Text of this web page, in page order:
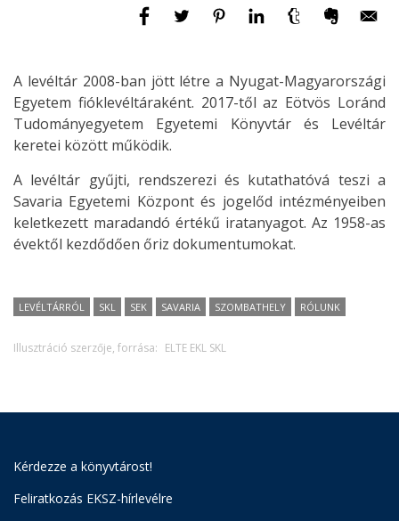
A levéltár 2008-ban jött létre a Nyugat-Magyarországi
Egyetem fióklevéltáraként. 2017-től az Eötvös Loránd
Tudományegyetem Egyetemi Könyvtár és Levéltár
keretei között működik.
A levéltár gyűjti, rendszerezi és kutathatóvá teszi a
Savaria Egyetemi Központ és jogelőd intézményeiben
keletkezett maradandó értékű iratanyagot. Az 1958-as
évektől kezdődően őriz dokumentumokat.
LEVÉLTÁRRÓL SKL SEK SAVARIA SZOMBATHELY RÓLUNK
Illusztráció szerzője, forrása: ELTE EKL SKL
Kérdezze a könyvtárost!
Feliratkozás EKSZ-hírlevélre